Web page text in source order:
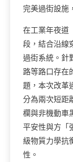
完美過街設施
在工業年夜道
段，結合沿線
過街系統。針
路等路口存在
題，本次改革
分為兩次短距
欄與非機動車
平安性與方「
級物質力學抗
性。